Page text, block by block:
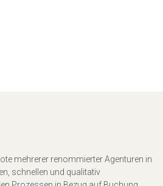
mehrerer renommierter Agenturen in
schnellen und qualitativ